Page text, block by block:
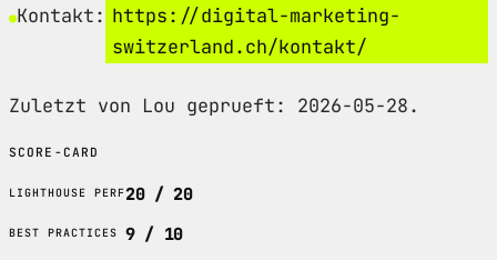
Kontakt: https://digital-marketing-
switzerland.ch/kontakt/
Zuletzt von Lou geprueft: 2026-05-28.
SCORE-CARD
LIGHTHOUSE PERF20 / 20
BEST PRACTICES 9 / 10